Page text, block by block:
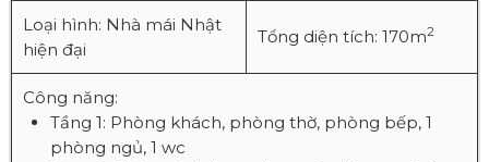
Loại hình: Nhà mái Nhật
hiện đại
Tổng diện tích: 170m2
Công năng:
Tầng 1: Phòng khách, phòng thờ, phòng bếp, 1
phòng ngủ, 1 wc